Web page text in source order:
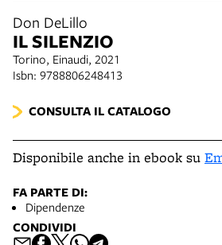
Don DeLillo
IL SILENZIO
Torino, Einaudi, 2021
Isbn: 9788806248413
CONSULTA IL CATALOGO
Disponibile anche in ebook su
FA PARTE DI:
Dipendenze
CONDIVIDI